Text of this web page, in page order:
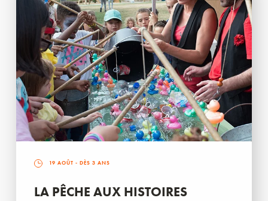
19 AOÛT - DÈS 3 ANS
LA PÊCHE AUX HISTOIRES